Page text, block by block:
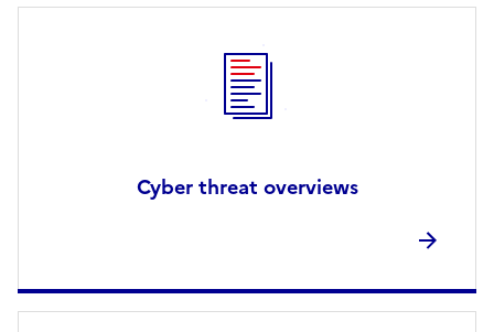
Cyber threat overviews